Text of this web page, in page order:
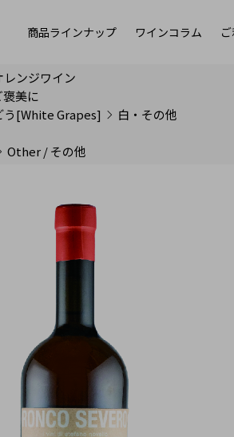
商品ラインナップ ワインコラム
レンジワイン
美に
う[White Grapes]
白・その他
Other / その他